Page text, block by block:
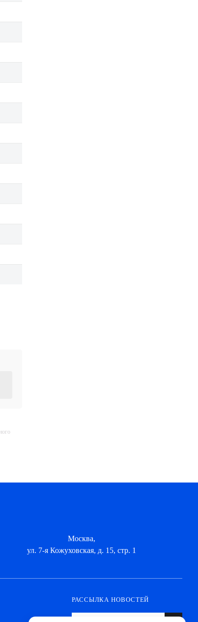
Москва,
ул. 7-я Кожуховская, д. 15, стр. 1
РАССЫЛКА НОВОСТЕЙ